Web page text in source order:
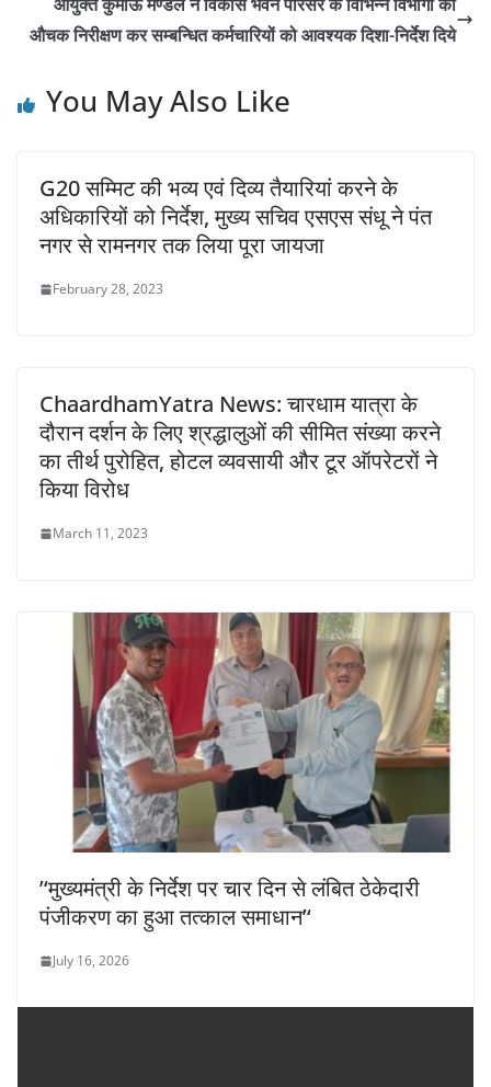
आयुक्त कुमाऊॅ मण्डल ने विकास भवन परिसर के विभिन्न विभागों का
औचक निरीक्षण कर सम्बन्धित कर्मचारियों को आवश्यक दिशा-निर्देश दिये
You May Also Like
G20 सम्मिट की भव्य एवं दिव्य तैयारियां करने के
अधिकारियों को निर्देश, मुख्य सचिव एसएस संधू ने पंत
नगर से रामनगर तक लिया पूरा जायजा
February 28, 2023
ChaardhamYatra News: चारधाम यात्रा के
दौरान दर्शन के लिए श्रद्धालुओं की सीमित संख्या करने
का तीर्थ पुरोहित, होटल व्यवसायी और टूर ऑपरेटरों ने
किया विरोध
March 11, 2023
’‘मुख्यमंत्री के निर्देश पर चार दिन से लंबित ठेकेदारी
पंजीकरण का हुआ तत्काल समाधान’‘
July 16, 2026